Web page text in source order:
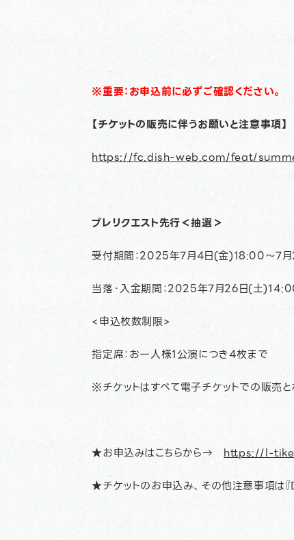
※重要：お申込前に必ずご確認ください。
【チケットの販売に伴うお願いと注意事項】
https://fc.dish-web.com/feat/
プレリクエスト先行＜抽選＞
受付期間：2025年7月4日(金)18:00～7
当落・入金期間：2025年7月26日(土
<申込枚数制限>
指定席：お一人様1公演につき4枚まで
※チケットはすべて電子チケットでの販売と
★お申込みはこちらから→https://l-
★チケットのお申込み、その他注意事項